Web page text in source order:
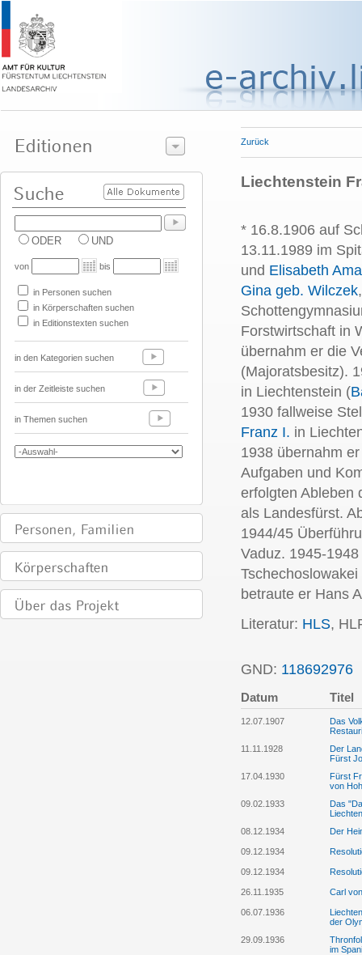
ODER UND
von bis
in Personen suchen
in Körperschaften suchen
in Editionstexten suchen
in den Kategorien suchen
in der Zeitleiste suchen
in Themen suchen
Zurück
Liechtenstein
* 16.8.1906 auf
13.11.1989 im
und Elisabeth
Gina geb. Wilczek
Forstwirtschaft in
übernahm er die
(Majoratsbesitz).
in Liechtenstein (
1930 fallweise
Franz I. in
1938 übernahm
Aufgaben und
erfolgten Ableben
als Landesfürst.
1944/45
Vaduz. 1945-
betraute er Hans
Literatur: HLS,
GND: 118692976
Datum Titel
12.07.1907
Das
11.11.1928
Der
Fürst
17.04.1930
Fürst
von
09.02.1933
Das
08.12.1934
Der
09.12.1934
09.12.1934
26.11.1935 Carl
06.07.1936
der
29.09.1936
im